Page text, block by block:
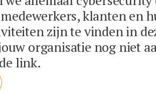
klanten en
zijn te vinden in
organisatie nog niet
link.